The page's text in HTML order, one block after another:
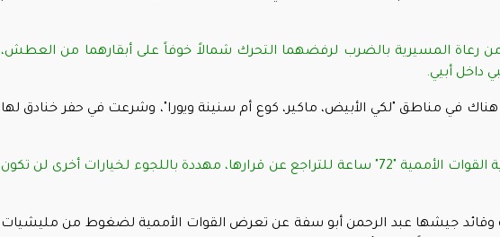
من رعاة المسيرية بالضرب لرفضهما التحرك شمالاً خوفاً على أبقارهما من العطش،
داخل أبيي.
في مناطق "لكي الأبيض، ماكير، كوع أم سنينة ويورا"، وشرعت في حفر خنادق لها
وفي ذات الأثناء أمهلت المسيرية القوات الأممية "72" ساعة للتراجع عن قرارها، مهددة باللجوء لخيارات أخرى لن تكون
وقائد جيشها عبد الرحمن أبو سفة عن تعرض القوات الأممية لضغوط من مليشيات